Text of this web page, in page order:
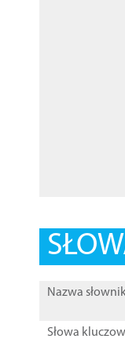
Nazwa
Słowa